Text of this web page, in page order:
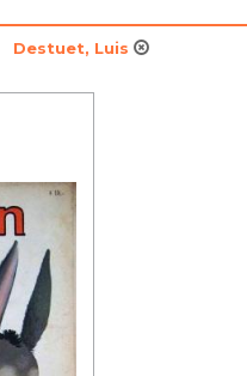
Destuet, Luis